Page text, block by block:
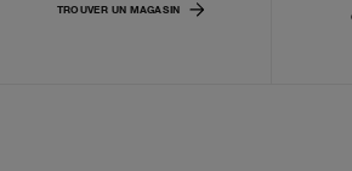
TROUVER UN MAGASIN